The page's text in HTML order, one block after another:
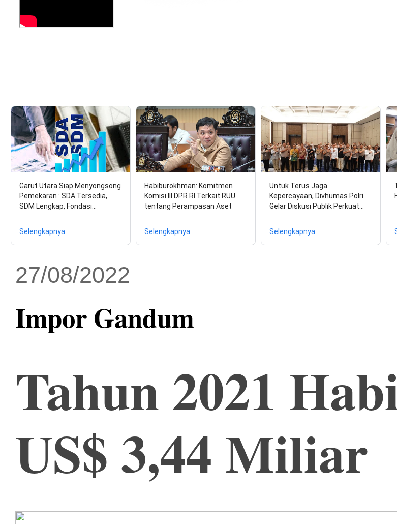
Garut Utara Siap Menyongsong
Pemekaran : SDA Tersedia,
SDM Lengkap, Fondasi…
Selengkapnya
Habiburokhman: Komitmen
Komisi III DPR RI Terkait RUU
tentang Perampasan Aset
Selengkapnya
Untuk Terus Jaga
Kepercayaan, Divhumas Polri
Gelar Diskusi Publik Perkuat…
Selengkapnya
27/08/2022
Impor Gandum
Tahun 2021
US$ 3,44 Miliar